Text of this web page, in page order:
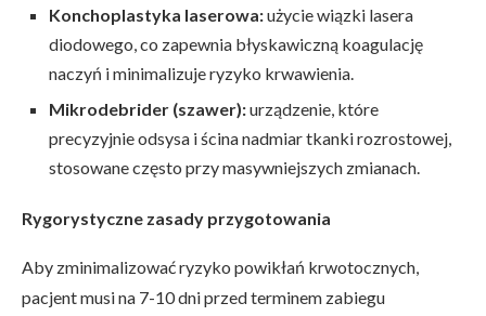
Konchoplastyka laserowa:użycie wiązki lasera
diodowego, co zapewnia błyskawiczną koagulację
naczyń i minimalizuje ryzyko krwawienia.
Mikrodebrider (szawer):urządzenie, które
precyzyjnie odsysa i ścina nadmiar tkanki rozrostowej,
stosowane często przy masywniejszych zmianach.
Rygorystyczne zasady przygotowania
Aby zminimalizować ryzyko powikłań krwotocznych,
pacjent musi na 7-10 dni przed terminem zabiegu